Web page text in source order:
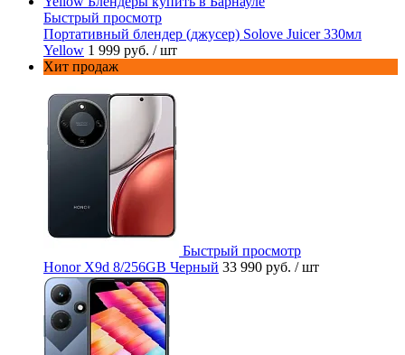
Быстрый просмотр
Портативный блендер (джусер) Solove Juicer 330мл
Yellow 1 999 руб. / шт
Хит продаж
Быстрый просмотр
Honor X9d 8/256GB Черный 33 990 руб. / шт